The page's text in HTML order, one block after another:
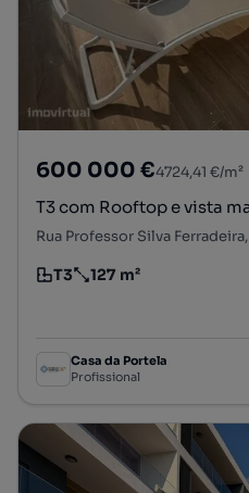
600 000 €4724,41 €/m²
T3 com Rooftop e vista
Rua Professor Silva
Tipologia
T3
Preço por metro quadrado
127 m²
Casa da Portela
Profissional